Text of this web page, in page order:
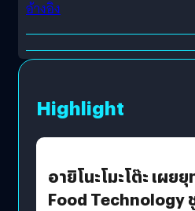
อ้างอิง
Highlight
อายิโนะโมะโต๊ะ เผย
Food Technology